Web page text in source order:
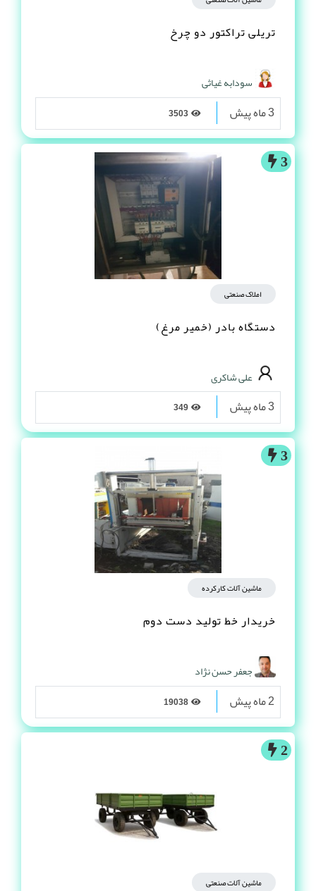
تریلی تراکتور دو چرخ
سودابه غیاثی
3 ماه پیش
3
املاک صنعتی
دستگاه بادر (خمیر مرغ)
علی شاکری
3 ماه پیش
3
ماشین آلات کارکرده
خریدار خط تولید دست دوم
جعفر حسن نژاد
2 ماه پیش
2
ماشین آلات صنعتی